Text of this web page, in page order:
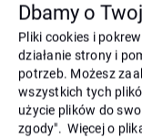
Dbamy o
Pliki cookies i
działanie strony i
potrzeb. Możesz
wszystkich tych
użycie plików do
zgody". Więcej o